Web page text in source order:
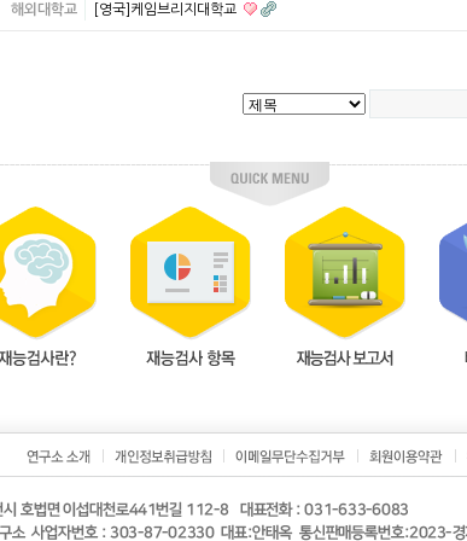
해외대학교 [영국]케임브리지대학교